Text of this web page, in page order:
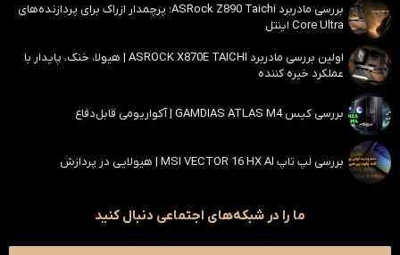
بررسی مادربرد ASRock Z890 Taichi؛ پرچمدار ازراک برای پردازنده‌های
Core Ultra اینتل
اولین بررسی مادربرد ASROCK X870E TAICHI | هیولا، خنک، پایدار با
عملکرد خیره کننده
بررسی کیس GAMDIAS ATLAS M4 | آکواریومی قابل‌دفاع
بررسی لپ تاپ MSI VECTOR 16 HX AI | هیولایی در پردازش
ما را در شبکه‌های اجتماعی دنبال کنید